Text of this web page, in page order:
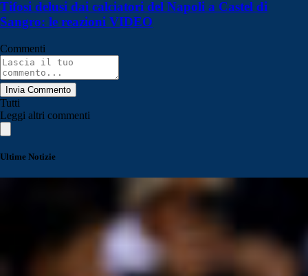
Tifosi delusi dai calciatori del Napoli a Castel di
Sangro: le reazioni VIDEO
Commenti
Invia Commento
Tutti
Leggi altri commenti
Ultime Notizie